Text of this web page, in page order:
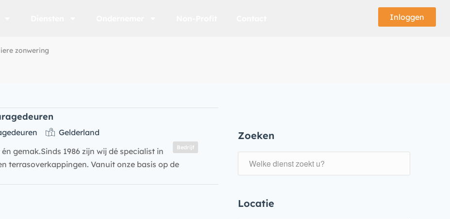
Inloggen
zonwering
Zoeken
Locatie
Bedrijf
Gelderland
gemak.Sinds 1986 zijn wij dé specialist in
terrasoverkappingen. Vanuit onze basis op de